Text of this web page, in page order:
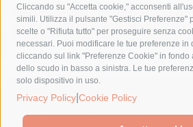
Cliccando su "Accetta cookie," acconsenti
simili. Utilizza il pulsante "Gestisci Preferenze"
scelte o "Rifiuta tutto" per proseguire senza
necessari. Puoi modificare le tue preferenze in
cliccando sul link "Preferenze Cookie" in
dello scudo in basso a sinistra. Le tue
solo dispositivo in uso.
Privacy Policy Cookie Policy
sindaco cuomo
sorrento studenti
turismo
Vico Equense villa fiorentino
© 2015 SorrentoPress. All rights reserved.
Il giornale online della Penisola